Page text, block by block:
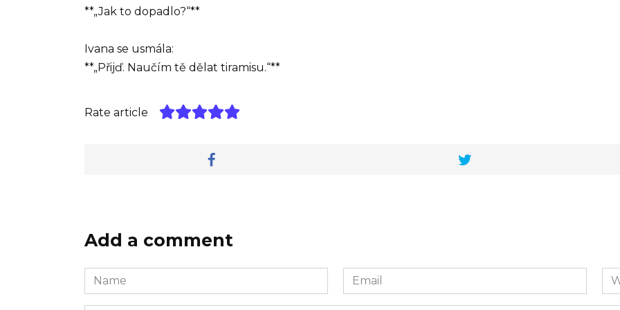
**„Jak to dopadlo?“**
Ivana se usmála:
**„Přijď. Naučím tě dělat tiramisu.“**
Rate article
Add a comment
Name
*
Email
*